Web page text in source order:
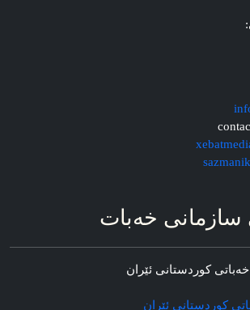
سازمانی خه‌بات
کوردستانی ئێران
کوردستانی ئێران